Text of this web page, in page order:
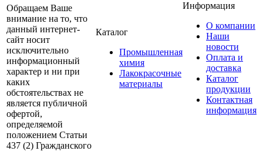
Обращаем Ваше
внимание на то, что
данный интернет-
сайт носит
исключительно
информационный
характер и ни при
каких
обстоятельствах не
является публичной
офертой,
определяемой
положением Статьи
437 (2) Гражданского
Каталог
Промышленная
химия
Лакокрасочные
материалы
Информация
О компании
Наши
новости
Оплата и
доставка
Каталог
продукции
Контактная
информация